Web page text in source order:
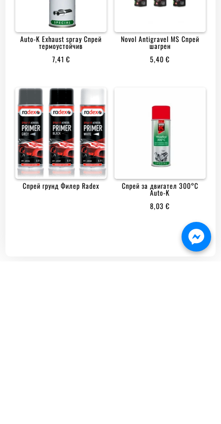
Auto-K Exhaust spray Спрей
термоустойчив
7,41€
Novol Antigravel MS Спрей
шагрен
5,40€
Спрей грунд Филер Radex Спрей за двигател 300°C
Auto-K
8,03€